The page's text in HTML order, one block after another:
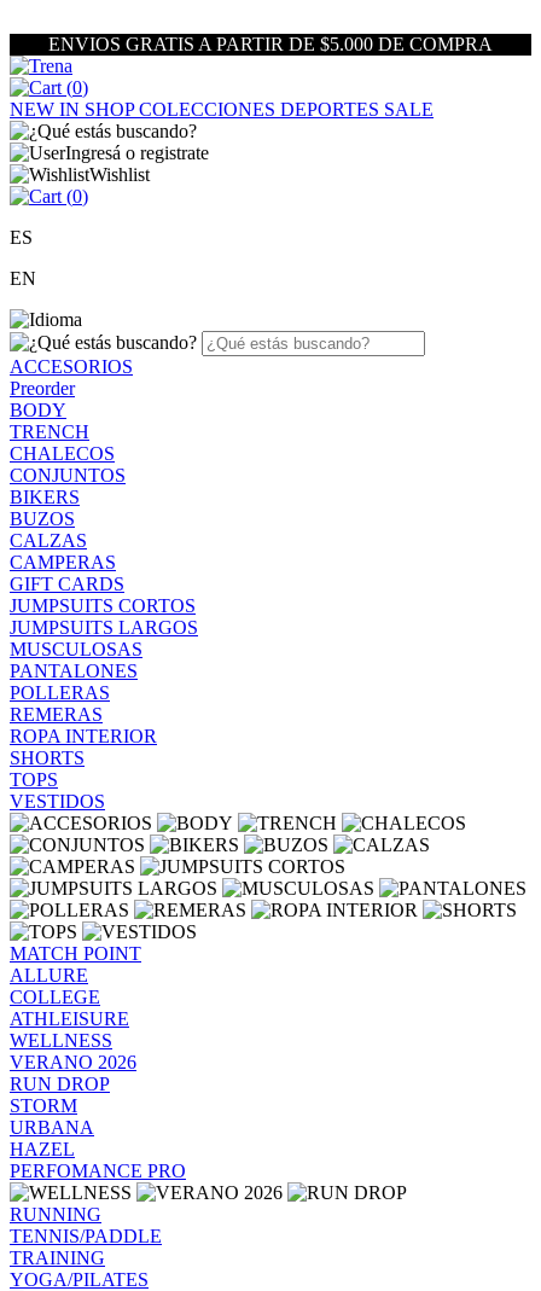
ENVIOS GRATIS A PARTIR DE $5.000 DE COMPRA
(0)
NEW IN SHOPCOLECCIONES DEPORTES SALE
Ingresá o registrate
Wishlist
(0)
ES
EN
ACCESORIOS
Preorder
BODY
TRENCH
CHALECOS
CONJUNTOS
BIKERS
BUZOS
CALZAS
CAMPERAS
GIFT CARDS
JUMPSUITS CORTOS
JUMPSUITS LARGOS
MUSCULOSAS
PANTALONES
POLLERAS
REMERAS
ROPA INTERIOR
SHORTS
TOPS
VESTIDOS
MATCH POINT
ALLURE
COLLEGE
ATHLEISURE
WELLNESS
VERANO 2026
RUN DROP
STORM
URBANA
HAZEL
PERFOMANCE PRO
RUNNING
TENNIS/PADDLE
TRAINING
YOGA/PILATES